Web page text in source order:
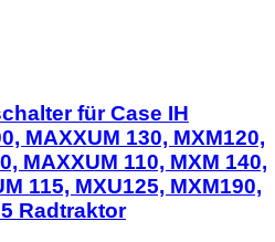
für Case IH
MAXXUM 130, MXM120,
MAXXUM 110, MXM 140,
115, MXU125, MXM190,
Radtraktor